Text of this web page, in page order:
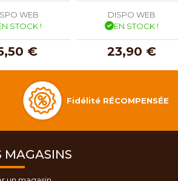
WEB
STOCK !
€
DISPO WEB
EN STOCK !
23,90 €
Fidélité RÉCOMPENSÉE
MAGASINS